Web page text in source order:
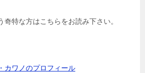
奇特な方はこちらをお読み下さい。
カワノのプロフィール